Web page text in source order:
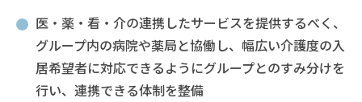
医・薬・看・介の連携したサービスを提供するべく、
グループ内の病院や薬局と協働し、幅広い介護度の入
居希望者に対応できるようにグループとのすみ分けを
行い、連携できる体制を整備